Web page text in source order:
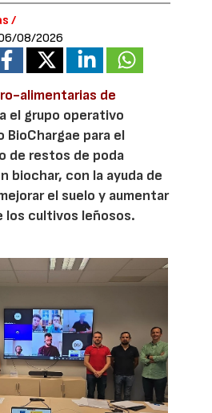
/
08/2026
alimentarias de
el grupo operativo
BioChargae para el
de restos de poda
biochar, con la ayuda de
el suelo y aumentar
los cultivos leñosos.